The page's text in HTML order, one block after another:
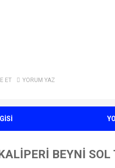
ET YORUM YAZ
BEYNİ